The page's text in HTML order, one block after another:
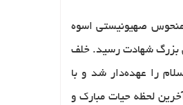
منحوس صهیونیستی اسوه
بزرگ شهادت رسید. خلف
را عهده‌دار شد و با
لحظه حیات مبارک و